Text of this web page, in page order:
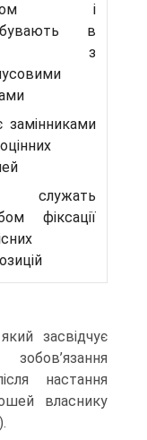
і
в
з
замінниками
фіксації
засвідчує
настання
власнику